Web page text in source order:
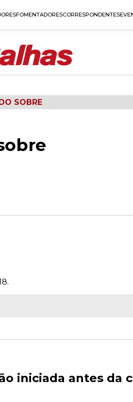
FOMENTADORESCORRESPONDENTES
SOBRE
iniciada antes da